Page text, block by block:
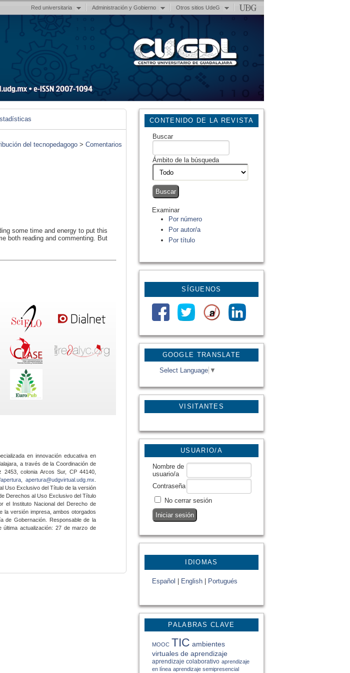
Red universitaria Administración y Gobierno Otros sitios UdeG
GOOGLE TRANSLATE
Select Language ▼
VISITANTES
CONTENIDO DE LA REVISTA
Buscar
Ámbito de la búsqueda
Examinar
Por número
Por autor/a
Por título
SÍGUENOS
USUARIO/A
Nombre de
usuario/a
Contraseña
No cerrar sesión
IDIOMAS
Español English Portugués
PALABRAS CLAVE
MOOC TIC ambientes
virtuales de aprendizaje
aprendizaje colaborativo aprendizaje
en línea aprendizaje semipresencial
del tecnopedagogo > Comentarios
some time and energy to put this
both reading and commenting. But
en innovación educativa en
a través de la Coordinación de
colonia Arcos Sur, CP 44140,
apertura@udgvirtual.udg.mx
Uso Exclusivo del Título de la versión
Derechos al Uso Exclusivo del Título
el Instituto Nacional del Derecho de
la versión impresa, ambos otorgados
de Gobernación. Responsable de la
última actualización: 27 de marzo de